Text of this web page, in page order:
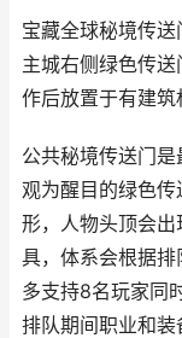
宝藏全球秘境传
主城右侧绿色传
作后放置于有建筑
公共秘境传送门
观为醒目的绿色
形，人物头顶会
具，体系会根据
多支持8名玩家同
排队期间职业和